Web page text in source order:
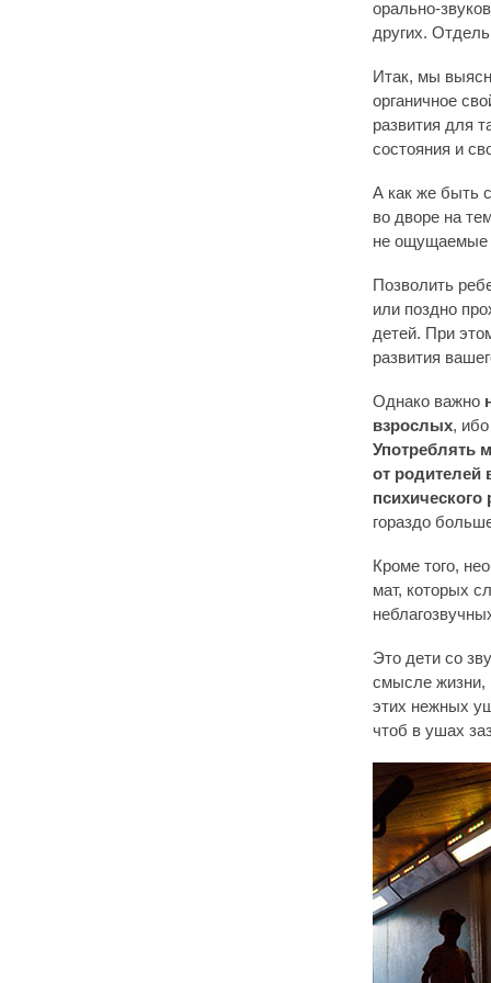
орально-
других.
Итак, мы
органичное
развития для
состояния и
А как же быть
во дворе на
не ощущаемые
Позволить
или поздно
детей. При
развития
Однако важно
взрослых,
Употреблять
от родителей
психического
гораздо
Кроме того,
мат, которых
Это дети со
смысле жизни,
этих нежных
чтоб в ушах